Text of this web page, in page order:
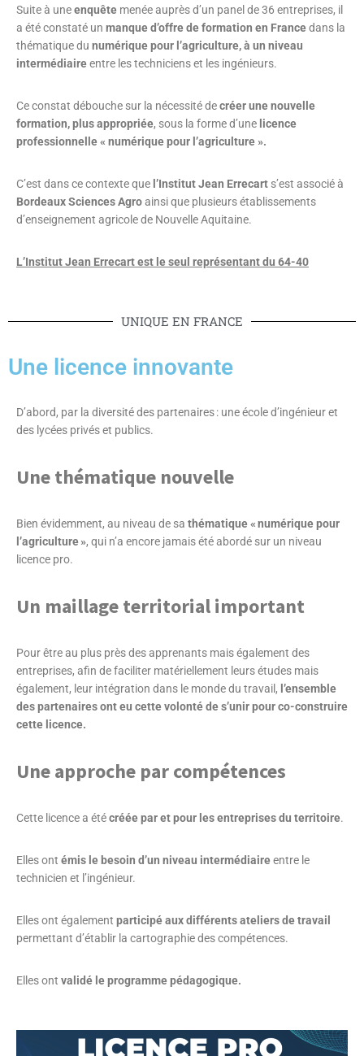
Suite à uneenquête menée auprès d’un panel de 36 entreprises, il
a été constaté un manque d’offre deformation en Francedans la
thématique du numérique pour l’agriculture, à un niveau
intermédiaireentre les techniciens et les ingénieurs.
Ce constat débouche sur la nécessité decréer une nouvelle
formation, plus appropriée, sous la forme d’une licence
professionnelle « numérique pour l’agriculture ».
C’est dans ce contexte que l’Institut Jean Errecart s’est associé à
Bordeaux Sciences Agroainsi que plusieurs établissements
d’enseignement agricole de Nouvelle Aquitaine.
L’Institut Jean Errecart est le seul représentant du 64-40
UNIQUE EN FRANCE
Une licence innovante
D’abord, par la diversité des partenaires : une école d’ingénieur et
des lycées privés et publics.
Une thématique nouvelle
Bien évidemment, au niveau de sa thématique « numérique pour
l’agriculture », qui n’a encore jamais été abordé sur un niveau
licence pro.
Un maillage territorial important
Pour être au plus près des apprenants mais également des
entreprises, afin de faciliter matériellement leurs études mais
également, leur intégration dans le monde du travail, l’ensemble
des partenaires ont eu cette volonté de s’unir pour co-construire
cette licence.
Une approche par compétences
Cette licence a étécréée par et pour les entreprises du territoire.
Elles ont émis le besoin d’un niveau intermédiaireentre le
technicien et l’ingénieur.
Elles ont également participé aux différents ateliers de travail
permettant d’établir la cartographie des compétences.
Elles ont validé le programme pédagogique.